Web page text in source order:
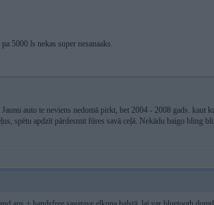
5000 ls nekas super nesanaaks.
auto te neviens nedomā pirkt, bet 2004 - 2008 gads. kaut
spētu apdzīt pārdesmit fūres savā ceļā. Nekādu baigo bling